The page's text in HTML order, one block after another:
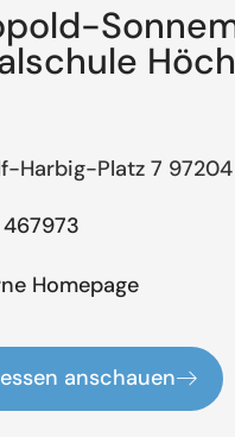
Harbig-Platz 7
Homepage
anschauen